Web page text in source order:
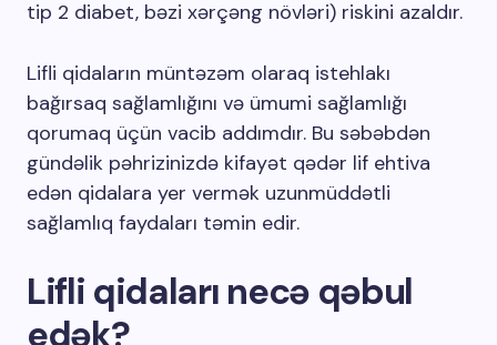
tip 2 diabet, bəzi xərçəng növləri) riskini azaldır.
Lifli qidaların müntəzəm olaraq istehlakı
bağırsaq sağlamlığını və ümumi sağlamlığı
qorumaq üçün vacib addımdır. Bu səbəbdən
gündəlik pəhrizinizdə kifayət qədər lif ehtiva
edən qidalara yer vermək uzunmüddətli
sağlamlıq faydaları təmin edir.
Lifli qidaları necə qəbul
edək?